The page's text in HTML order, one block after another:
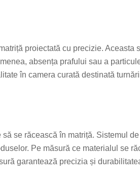
proiectată cu precizie. Aceasta
absența prafului sau a
în camera curată destinată
se răcească în matriță. Sistemul de
Pe măsură ce materialul se
garantează precizia și